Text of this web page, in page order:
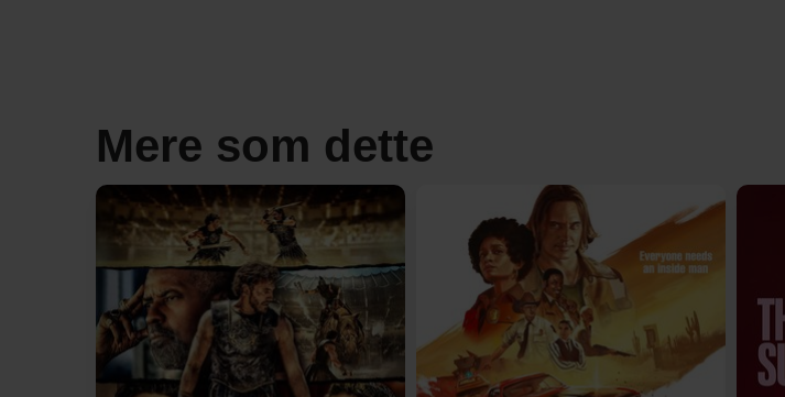
Mere som dette